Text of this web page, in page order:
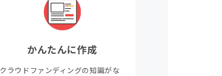
かんたんに作成
クラウドファンディングの知識がな